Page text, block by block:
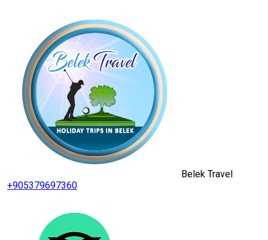
Belek Travel
+905379697360